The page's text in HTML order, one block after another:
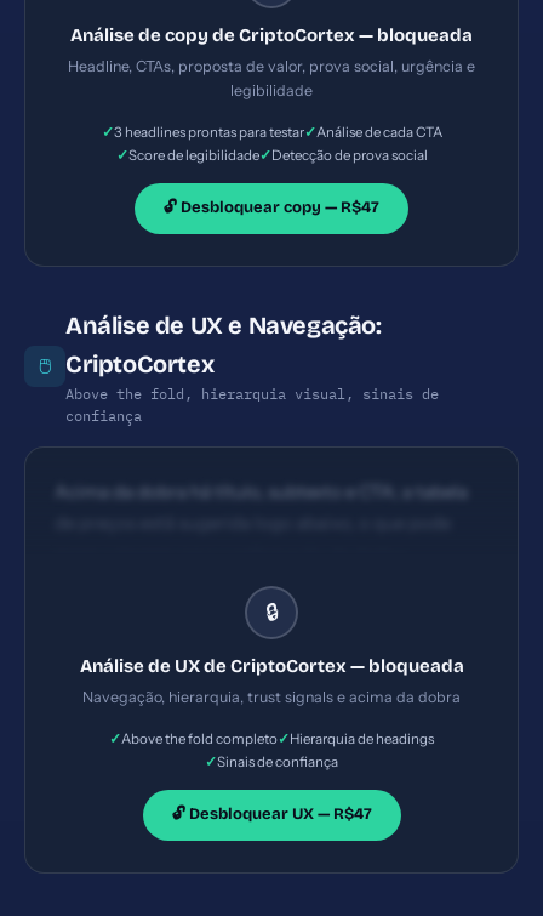
tempo real!) com link para WhatsApp, o que facilita
ação. Pontos de melhoria: incluir um segundo CTA
desejam sair do site (ex.: 'Ver preços agora' interno).
Análise de copy de CriptoCortex — bloqueada
Headline, CTAs, proposta de valor, prova social, urgência e
legibilidade
✓3 headlines prontas para testar✓Análise de cada CTA
✓Score de legibilidade✓Detecção de prova social
🔓 Desbloquear copy — R$47
🖱️
Análise de UX e Navegação:
CriptoCortex
Above the fold, hierarquia visual, sinais de
confiança
Acima da dobra há título, subtexto e CTA; a tabela
detalhados. Hierarquia básica: manchete,
subtítulos, CTAs, tabela de preços. Flow de leitura
seções. Espaçamento pode melhorar para telas
🔒
Análise de UX de CriptoCortex — bloqueada
Navegação, hierarquia, trust signals e acima da dobra
✓Above the fold completo✓Hierarquia de headings
✓Sinais de confiança
🔓 Desbloquear UX — R$47